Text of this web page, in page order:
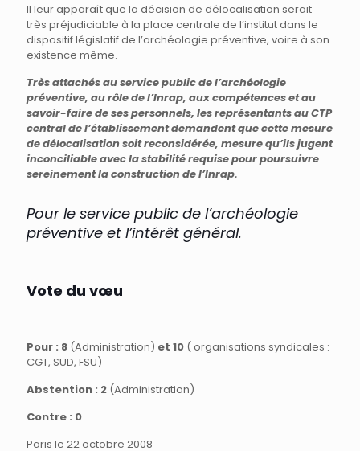
Il leur apparaît que la décision de délocalisation serait
très préjudiciable à la place centrale de l’institut dans le
dispositif législatif de l’archéologie préventive, voire à son
existence même.
Très attachés au service public de l’archéologie
préventive, au rôle de l’Inrap, aux compétences et au
savoir-faire de ses personnels, les représentants au CTP
central de l’établissement demandent que cette mesure
de délocalisation soit reconsidérée, mesure qu’ils jugent
inconciliable avec la stabilité requise pour poursuivre
sereinement la construction de l’Inrap.
Pour le service public de l’archéologie
préventive et l’intérêt général.
Vote du vœu
Pour : 8 (Administration) et 10 ( organisations syndicales :
CGT, SUD, FSU)
Abstention : 2 (Administration)
Contre : 0
Paris le 22 octobre 2008